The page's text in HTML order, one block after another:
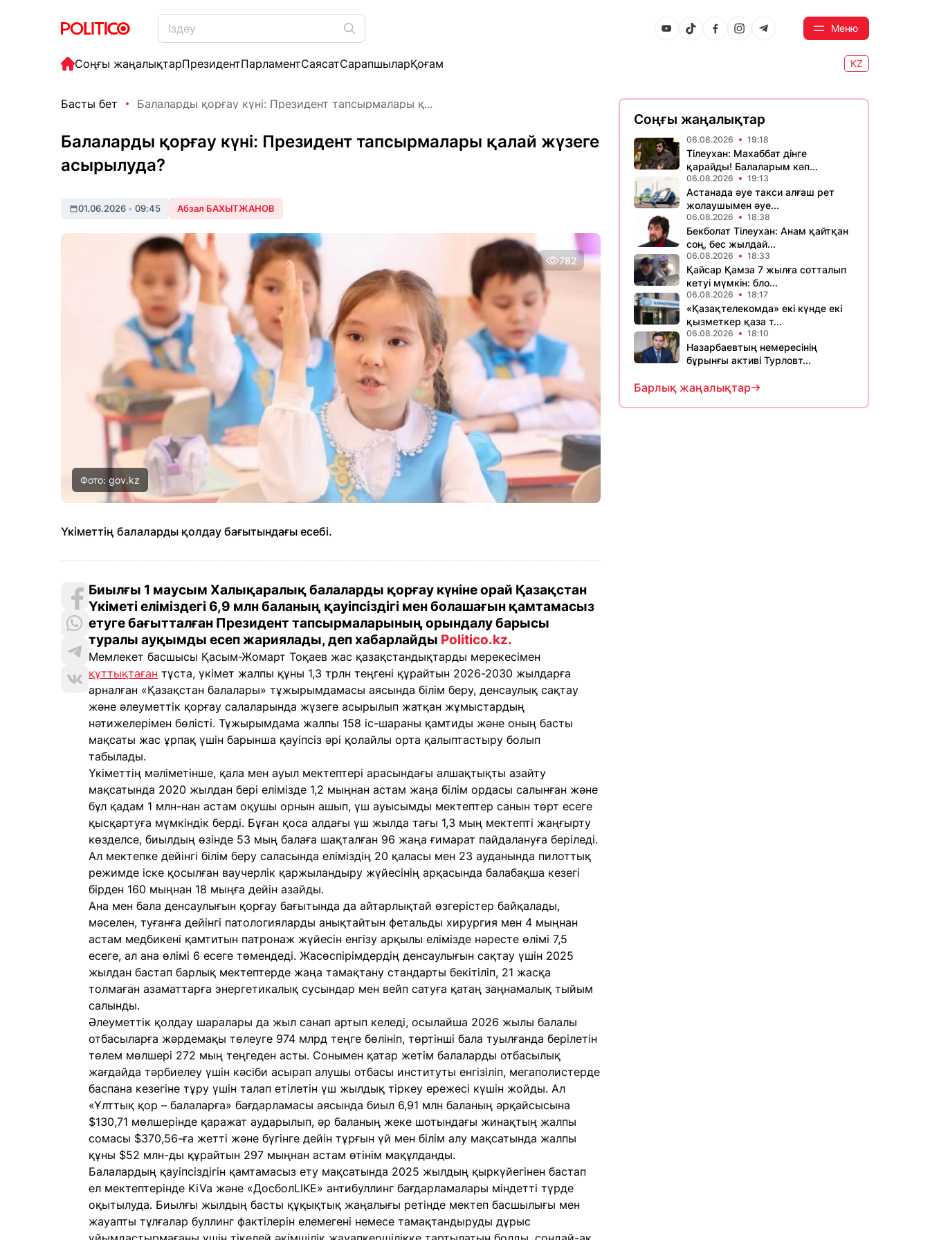
Меню
Соңғы жаңалықтарПрезидентПарламентСаясатСарапшыларҚоғам KZ
Басты бет Балаларды қорғау күні: Президент тапсырмалары қ...
Балаларды қорғау күні: Президент тапсырмалары қалай жүзеге
асырылуда?
01.06.2026 • 09:45 Абзал БАХЫТЖАНОВ
782
Фото: gov.kz
Үкіметтің балаларды қолдау бағытындағы есебі.
Биылғы 1 маусым Халықаралық балаларды қорғау күніне орай Қазақстан
Үкіметі еліміздегі 6,9 млн баланың қауіпсіздігі мен болашағын қамтамасыз
етуге бағытталған Президент тапсырмаларының орындалу барысы
туралы ауқымды есеп жариялады, деп хабарлайды Politico.kz.
Мемлекет басшысы Қасым-Жомарт Тоқаев жас қазақстандықтарды мерекесімен
құттықтаған тұста, үкімет жалпы құны 1,3 трлн теңгені құрайтын 2026-2030 жылдарға
арналған «Қазақстан балалары» тұжырымдамасы аясында білім беру, денсаулық сақтау
және әлеуметтік қорғау салаларында жүзеге асырылып жатқан жұмыстардың
нәтижелерімен бөлісті. Тұжырымдама жалпы 158 іс-шараны қамтиды және оның басты
мақсаты жас ұрпақ үшін барынша қауіпсіз әрі қолайлы орта қалыптастыру болып
табылады.
Үкіметтің мәліметінше, қала мен ауыл мектептері арасындағы алшақтықты азайту
мақсатында 2020 жылдан бері елімізде 1,2 мыңнан астам жаңа білім ордасы салынған және
бұл қадам 1 млн-нан астам оқушы орнын ашып, үш ауысымды мектептер санын төрт есеге
қысқартуға мүмкіндік берді. Бұған қоса алдағы үш жылда тағы 1,3 мың мектепті жаңғырту
көзделсе, биылдың өзінде 53 мың балаға шақталған 96 жаңа ғимарат пайдалануға беріледі.
Ал мектепке дейінгі білім беру саласында еліміздің 20 қаласы мен 23 ауданында пилоттық
режимде іске қосылған ваучерлік қаржыландыру жүйесінің арқасында балабақша кезегі
бірден 160 мыңнан 18 мыңға дейін азайды.
Ана мен бала денсаулығын қорғау бағытында да айтарлықтай өзгерістер байқалады,
мәселен, туғанға дейінгі патологияларды анықтайтын фетальды хирургия мен 4 мыңнан
астам медбикені қамтитын патронаж жүйесін енгізу арқылы елімізде нәресте өлімі 7,5
есеге, ал ана өлімі 6 есеге төмендеді. Жасөспірімдердің денсаулығын сақтау үшін 2025
жылдан бастап барлық мектептерде жаңа тамақтану стандарты бекітіліп, 21 жасқа
толмаған азаматтарға энергетикалық сусындар мен вейп сатуға қатаң заңнамалық тыйым
салынды.
Әлеуметтік қолдау шаралары да жыл санап артып келеді, осылайша 2026 жылы балалы
отбасыларға жәрдемақы төлеуге 974 млрд теңге бөлініп, төртінші бала туылғанда берілетін
төлем мөлшері 272 мың теңгеден асты. Сонымен қатар жетім балаларды отбасылық
жағдайда тәрбиелеу үшін кәсіби асырап алушы отбасы институты енгізіліп, мегаполистерде
баспана кезегіне тұру үшін талап етілетін үш жылдық тіркеу ережесі күшін жойды. Ал
«Ұлттық қор – балаларға» бағдарламасы аясында биыл 6,91 млн баланың әрқайсысына
$130,71 мөлшерінде қаражат аударылып, әр баланың жеке шотындағы жинақтың жалпы
сомасы $370,56-ға жетті және бүгінге дейін тұрғын үй мен білім алу мақсатында жалпы
құны $52 млн-ды құрайтын 297 мыңнан астам өтінім мақұлданды.
Балалардың қауіпсіздігін қамтамасыз ету мақсатында 2025 жылдың қыркүйегінен бастап
ел мектептерінде KiVa және «ДосболLIKE» антибуллинг бағдарламалары міндетті түрде
оқытылуда. Биылғы жылдың басты құқықтық жаңалығы ретінде мектеп басшылығы мен
жауапты тұлғалар буллинг фактілерін елемегені немесе тамақтандыруды дұрыс
Соңғы жаңалықтар
06.08.2026 19:18
Тілеухан: Махаббат дінге
қарайды! Балаларым кәп...
06.08.2026 19:13
Астанада әуе такси алғаш рет
жолаушымен әуе...
06.08.2026 18:38
Бекболат Тілеухан: Анам қайтқан
соң, бес жылдай...
06.08.2026 18:33
Қайсар Қамза 7 жылға сотталып
кетуі мүмкін: бло...
06.08.2026 18:17
«Қазақтелекомда» екі күнде екі
қызметкер қаза т...
06.08.2026 18:10
Назарбаевтың немересінің
бұрынғы активі Турловт...
Барлық жаңалықтар